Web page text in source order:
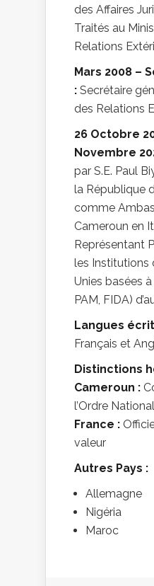
des Affaires
Traités au
Relations
Mars 2008 –
: Secrétaire
des Relations
26 Octobre
Novembre
par S.E. Paul
la République
comme
Cameroun en
Représentant
les Institutions
Unies basées
PAM, FIDA)
Langues
Français et
Distinctions
Cameroun :
l’Ordre
France :
valeur
Autres Pays :
Allemagne
Nigéria
Maroc